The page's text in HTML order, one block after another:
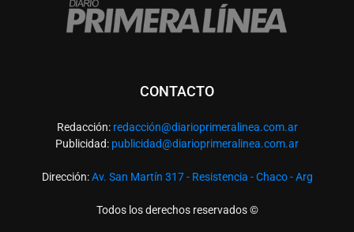
CONTACTO
Redacción: redacción@diarioprimeralinea.com.ar
Publicidad: publicidad@diarioprimeralinea.com.ar
Dirección:Av. San Martín 317 - Resistencia - Chaco - Arg
Todos los derechos reservados ©